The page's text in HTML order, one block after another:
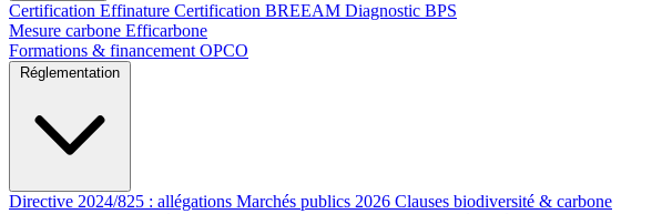
Certification Effinature Certification BREEAM Diagnostic BPS
Mesure carbone Efficarbone
Formations & financement OPCO
Réglementation
Directive 2024/825 : allégations Marchés publics 2026 Clauses biodiversité & carbone